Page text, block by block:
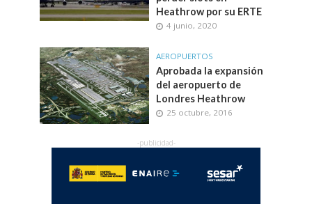
Heathrow por su ERTE
4 junio, 2020
AEROPUERTOS
Aprobada la expansión
del aeropuerto de
Londres Heathrow
25 octubre, 2016